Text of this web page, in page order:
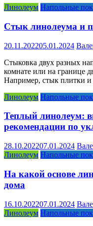
Линолеум Напольные
Стык линолеума и
20.11.202205.01.2024
Стыковка двух разных
комнате или на границе
Например, стык плитки и
Линолеум Напольные
Теплый линолеум:
рекомендации по
28.10.202207.01.2024
Линолеум Напольные
На какой основе
дома
16.10.202207.01.2024
Линолеум Напольные